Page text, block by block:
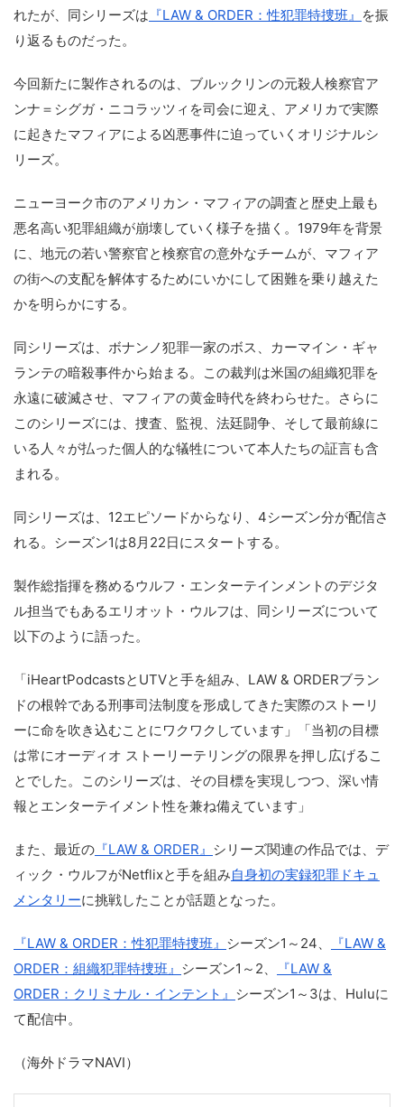
れたが、同シリーズは 『LAW & ORDER：性犯罪特捜班』 を振
り返るものだった。
今回新たに製作されるのは、ブルックリンの元殺人検察官ア
ンナ＝シグガ・ニコラッツィを司会に迎え、アメリカで実際
に起きたマフィアによる凶悪事件に迫っていくオリジナルシ
リーズ。
ニューヨーク市のアメリカン・マフィアの調査と歴史上最も
悪名高い犯罪組織が崩壊していく様子を描く。1979年を背景
に、地元の若い警察官と検察官の意外なチームが、マフィア
の街への支配を解体するためにいかにして困難を乗り越えた
かを明らかにする。
同シリーズは、ボナンノ犯罪一家のボス、カーマイン・ギャ
ランテの暗殺事件から始まる。この裁判は米国の組織犯罪を
永遠に破滅させ、マフィアの黄金時代を終わらせた。さらに
このシリーズには、捜査、監視、法廷闘争、そして最前線に
いる人々が払った個人的な犠牲について本人たちの証言も含
まれる。
同シリーズは、12エピソードからなり、4シーズン分が配信さ
れる。シーズン1は8月22日にスタートする。
製作総指揮を務めるウルフ・エンターテインメントのデジタ
ル担当でもあるエリオット・ウルフは、同シリーズについて
以下のように語った。
「iHeartPodcastsとUTVと手を組み、LAW & ORDERブラン
ドの根幹である刑事司法制度を形成してきた実際のストーリ
ーに命を吹き込むことにワクワクしています」「当初の目標
は常にオーディオ ストーリーテリングの限界を押し広げるこ
とでした。このシリーズは、その目標を実現しつつ、深い情
報とエンターテイメント性を兼ね備えています」
また、最近の 『LAW & ORDER』 シリーズ関連の作品では、デ
ィック・ウルフがNetflixと手を組み自身初の実録犯罪ドキュ
メンタリーに挑戦したことが話題となった。
『LAW & ORDER：性犯罪特捜班』 シーズン1～24、
『LAW &
ORDER：組織犯罪特捜班』 シーズン1～2、
『LAW &
ORDER：クリミナル・インテント』 シーズン1～3は、Huluに
て配信中。
（海外ドラマNAVI）